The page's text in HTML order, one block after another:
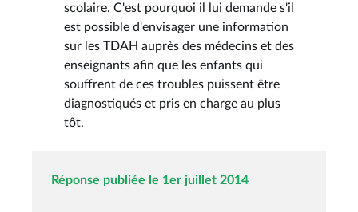
scolaire. C'est pourquoi il lui demande s'il
est possible d'envisager une information
sur les TDAH auprès des médecins et des
enseignants afin que les enfants qui
souffrent de ces troubles puissent être
diagnostiqués et pris en charge au plus
tôt.
Réponse publiée le 1er juillet 2014